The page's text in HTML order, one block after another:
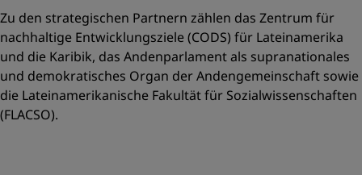
Zu den strategischen Partnern zählen das Zentrum für
nachhaltige Entwicklungsziele (CODS) für Lateinamerika
und die Karibik, das Andenparlament als supranationales
und demokratisches Organ der Andengemeinschaft sowie
die Lateinamerikanische Fakultät für Sozialwissenschaften
(FLACSO).